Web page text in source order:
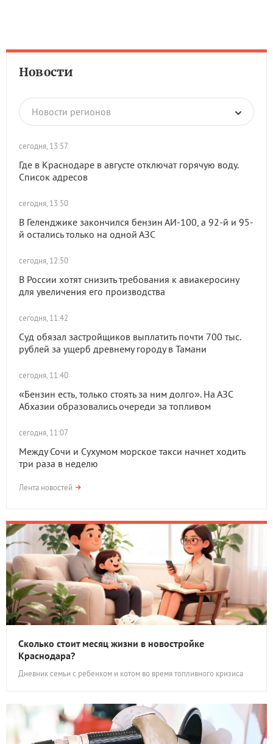
Новости
Новости регионов
сегодня, 13:57
Где в Краснодаре в августе отключат горячую воду.
Список адресов
сегодня, 13:50
В Геленджике закончился бензин АИ-100, а 92-й и 95-
й остались только на одной АЗС
сегодня, 12:50
В России хотят снизить требования к авиакеросину
для увеличения его производства
сегодня, 11:42
Суд обязал застройщиков выплатить почти 700 тыс.
рублей за ущерб древнему городу в Тамани
сегодня, 11:40
«Бензин есть, только стоять за ним долго». На АЗС
Абхазии образовались очереди за топливом
сегодня, 11:07
Между Сочи и Сухумом морское такси начнет ходить
три раза в неделю
Лента новостей
Сколько стоит месяц жизни в новостройке
Краснодара?
Дневник семьи с ребенком и котом во время топливного кризиса